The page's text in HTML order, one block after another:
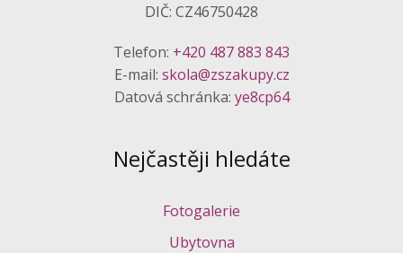
DIČ: CZ46750428
Telefon: +420 487 883 843
E-mail: skola@zszakupy.cz
Datová schránka: ye8cp64
Nejčastěji hledáte
Fotogalerie
Ubytovna